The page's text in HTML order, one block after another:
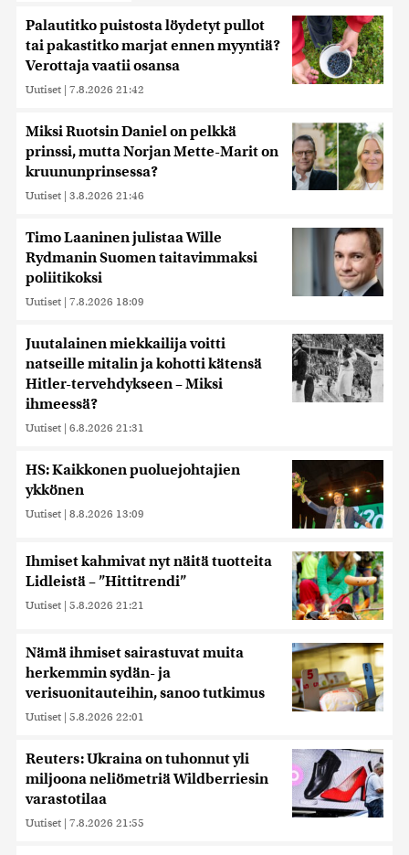
Palautitko puistosta löydetyt pullot
tai pakastitko marjat ennen myyntiä?
Verottaja vaatii osansa
Uutiset | 7.8.2026 21:42
Miksi Ruotsin Daniel on pelkkä
prinssi, mutta Norjan Mette-Marit on
kruununprinsessa?
Uutiset | 3.8.2026 21:46
Timo Laaninen julistaa Wille
Rydmanin Suomen taitavimmaksi
poliitikoksi
Uutiset | 7.8.2026 18:09
Juutalainen miekkailija voitti
natseille mitalin ja kohotti kätensä
Hitler-tervehdykseen – Miksi
ihmeessä?
Uutiset | 6.8.2026 21:31
HS: Kaikkonen puoluejohtajien
ykkönen
Uutiset | 8.8.2026 13:09
Ihmiset kahmivat nyt näitä tuotteita
Lidleistä – ”Hittitrendi”
Uutiset | 5.8.2026 21:21
Nämä ihmiset sairastuvat muita
herkemmin sydän- ja
verisuonitauteihin, sanoo tutkimus
Uutiset | 5.8.2026 22:01
Reuters: Ukraina on tuhonnut yli
miljoona neliömetriä Wildberriesin
varastotilaa
Uutiset | 7.8.2026 21:55